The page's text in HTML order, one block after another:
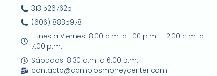
313 5267625
(606) 8885978
Lunes a Viernes: 8:00 a.m. a 1:00 p.m. – 2:00 p.m. a
7:00 p.m.
Sábados: 8:30 a.m. a 6:00 p.m.
contacto@cambiosmoneycenter.com